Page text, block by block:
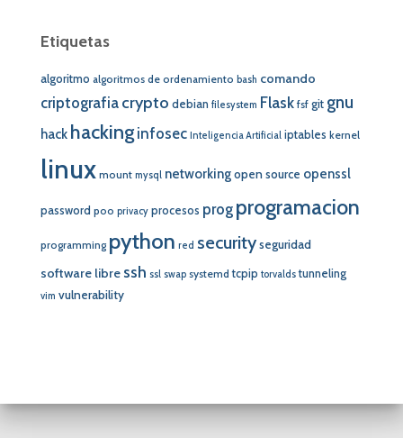
Etiquetas
algoritmo algoritmos de ordenamiento bash comando
criptografia crypto debian filesystem Flask fsf git gnu
hack hacking infosec Inteligencia Artificial iptables kernel
linux mount mysql networkingopen source openssl
password poo privacy procesos prog programacion
programming python red securityseguridad
software libre ssh ssl swap systemd tcpip torvalds tunneling
vim vulnerability